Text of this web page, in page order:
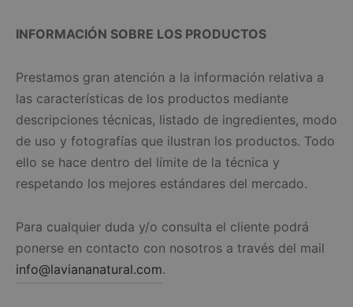
INFORMACIÓN SOBRE LOS PRODUCTOS
Prestamos gran atención a la información relativa a
las características de los productos mediante
descripciones técnicas, listado de ingredientes, modo
de uso y fotografías que ilustran los productos. Todo
ello se hace dentro del límite de la técnica y
respetando los mejores estándares del mercado.
Para cualquier duda y/o consulta el cliente podrá
ponerse en contacto con nosotros a través del mail
info@laviananatural.com.